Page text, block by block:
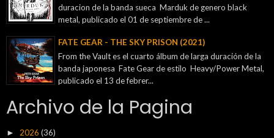
duracion de la banda sueca Marduk de genero black
metal, publicado el 01 de septiembre de ...
FATE GEAR - THE SKY PRISON (2021)
From the Vault es el cuarto álbum de larga duración de la
banda japonesa Fate Gear de estilo Heavy/Power Metal,
publicado el 13 de febrer...
Archivo de la Pagina
► 2026 (36)